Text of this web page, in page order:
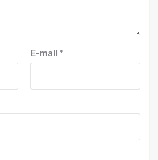
E-mail *